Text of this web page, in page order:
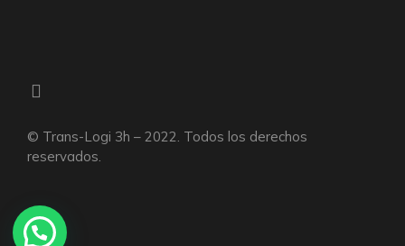
© Trans-Logi 3h – 2022. Todos los derechos
reservados.